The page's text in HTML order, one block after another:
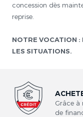
concession dès
reprise.
NOTRE VOCATION :
LES SITUATIONS.
Grâce à
de